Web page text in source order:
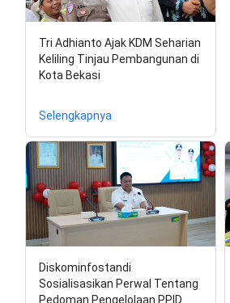
Tri Adhianto Ajak KDM Seharian
Keliling Tinjau Pembangunan di
Kota Bekasi
Selengkapnya
Diskominfostandi
Sosialisasikan Perwal Tentang
Pedoman Pengelolaan PPID